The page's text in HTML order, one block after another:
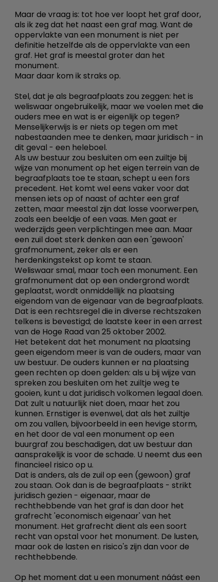
Maar de vraag is: tot hoe ver loopt het graf door,
als ik zeg dat het naast een graf mag. Want de
oppervlakte van een monument is niet per
definitie hetzelfde als de oppervlakte van een
graf. Het graf is meestal groter dan het
monument.
Maar daar kom ik straks op.
Stel, dat je als begraafplaats zou zeggen: het is
weliswaar ongebruikelijk, maar we voelen met die
ouders mee en wat is er eigenlijk op tegen?
Menselijkerwijs is er niets op tegen om met
nabestaanden mee te denken, maar juridisch - in
dit geval - een heleboel.
Als uw bestuur zou besluiten om een zuiltje bij
wijze van monument op het eigen terrein van de
begraafplaats toe te staan, schept u een fors
precedent. Het komt wel eens vaker voor dat
mensen iets op of naast of achter een graf
zetten, maar meestal zijn dat losse voorwerpen,
zoals een beeldje of een vaas. Men gaat er
wederzijds geen verplichtingen mee aan. Maar
een zuil doet sterk denken aan een 'gewoon'
grafmonument, zeker als er een
herdenkingstekst op komt te staan.
Weliswaar smal, maar toch een monument. Een
grafmonument dat op een ondergrond wordt
geplaatst, wordt onmiddellijk na plaatsing
eigendom van de eigenaar van de begraafplaats.
Dat is een rechtsregel die in diverse rechtszaken
telkens is bevestigd; de laatste keer in een arrest
van de Hoge Raad van 25 oktober 2002.
Het betekent dat het monument na plaatsing
geen eigendom meer is van de ouders, maar van
uw bestuur. De ouders kunnen er na plaatsing
geen rechten op doen gelden: als u bij wijze van
spreken zou besluiten om het zuiltje weg te
gooien, kunt u dat juridisch volkomen legaal doen.
Dat zult u natuurlijk niet doen, maar het zou
kunnen. Ernstiger is evenwel, dat als het zuiltje
om zou vallen, bijvoorbeeld in een hevige storm,
en het door de val een monument op een
buurgraf zou beschadigen, dat uw bestuur dan
aansprakelijk is voor de schade. U neemt dus een
financieel risico op u.
Dat is anders, als de zuil op een (gewoon) graf
zou staan. Ook dan is de begraafplaats - strikt
juridisch gezien - eigenaar, maar de
rechthebbende van het graf is dan door het
grafrecht 'economisch eigenaar' van het
monument. Het grafrecht dient als een soort
recht van opstal voor het monument. De lusten,
maar ook de lasten en risico's zijn dan voor de
rechthebbende.
Op het moment dat u een monument náást een